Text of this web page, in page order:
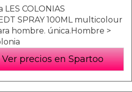
COLONIAS
SPRAY 100ML multicolour
hombre. única.Hombre >
Ver precios en Spartoo